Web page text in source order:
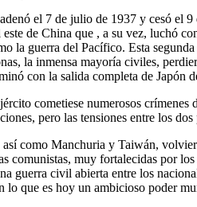
el 7 de julio de 1937 y cesó
de China que , a su vez, luchó
la guerra del Pacífico. Esta
la inmensa mayoría civiles,
con la salida completa de Japón
cometiese numerosos
pero las tensiones entre los
como Manchuria y Taiwán,
comunistas, muy fortalecidas por
guerra civil abierta entre los
lo que es hoy un ambicioso poder